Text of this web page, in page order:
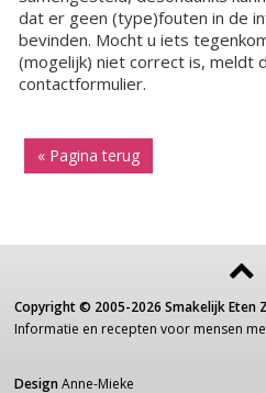
dat er geen (type)fouten in de
bevinden. Mocht u iets
(mogelijk) niet correct is, meldt
contactformulier.
« Pagina terug
Copyright © 2005-2026 Smakelijk Eten
Informatie en recepten voor mensen
Design Anne-Mieke